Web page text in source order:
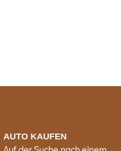
AUTO KAUFEN